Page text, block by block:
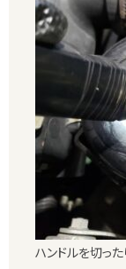
ハンドルを切っ